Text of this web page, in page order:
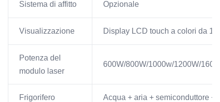
Sistema di affitto Opzionale
Visualizzazione Display LCD touch a colori da
Potenza del
modulo laser
600W/800W/1000w/1200W/
Frigorifero Acqua + aria + semiconduttore +